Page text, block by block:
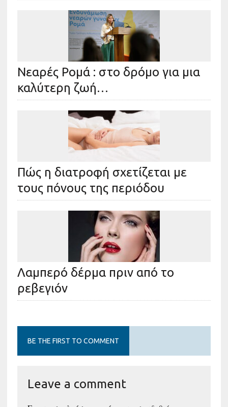
Νεαρές Ρομά : στο δρόμο για μια
καλύτερη ζωή…
Πώς η διατροφή σχετίζεται με
τους πόνους της περιόδου
Λαμπερό δέρμα πριν από το
ρεβεγιόν
BE THE FIRST TO COMMENT
Leave a comment